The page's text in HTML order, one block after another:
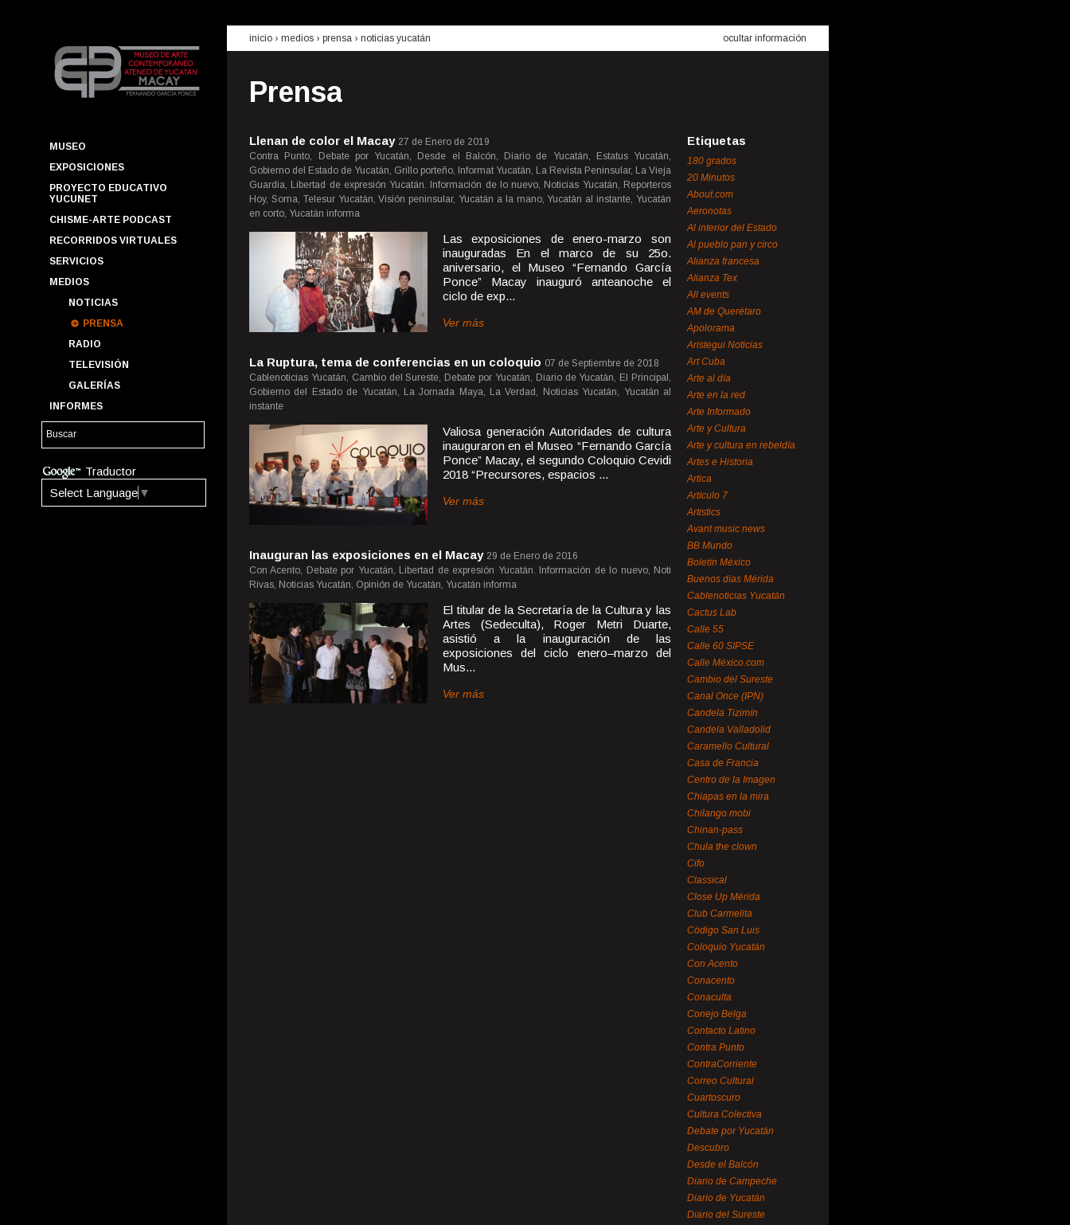
MUSEO
EXPOSICIONES
PROYECTO EDUCATIVO
YUCUNET
CHISME-ARTE PODCAST
RECORRIDOS VIRTUALES
SERVICIOS
MEDIOS
NOTICIAS
PRENSA
RADIO
TELEVISIÓN
GALERÍAS
INFORMES
Traductor
Select Language ▼
inicio › medios › prensa › noticias yucatán ocultar información
Prensa
Llenan de color el Macay 27 de Enero de 2019
Contra Punto, Debate por Yucatán, Desde el Balcón, Diario de Yucatán, Estatus Yucatán,
Gobierno del Estado de Yucatán, Grillo porteño, Informat Yucatán, La Revista Peninsular, La Vieja
Guardia, Libertad de expresión Yucatán. Información de lo nuevo, Noticias Yucatán, Reporteros
Hoy, Soma, Telesur Yucatán, Visión peninsular, Yucatán a la mano, Yucatán al instante, Yucatán
en corto, Yucatán informa
Las exposiciones de enero-marzo son
inauguradas En el marco de su 25o.
aniversario, el Museo “Fernando García
Ponce” Macay inauguró anteanoche el
ciclo de exp...
Ver más
La Ruptura, tema de conferencias en un coloquio 07 de Septiembre de 2018
Cablenoticias Yucatán, Cambio del Sureste, Debate por Yucatán, Diario de Yucatán, El Principal,
Gobierno del Estado de Yucatán, La Jornada Maya, La Verdad, Noticias Yucatán, Yucatán al
instante
Valiosa generación Autoridades de cultura
inauguraron en el Museo “Fernando García
Ponce” Macay, el segundo Coloquio Cevidi
2018 “Precursores, espacios ...
Ver más
Inauguran las exposiciones en el Macay 29 de Enero de 2016
Con Acento, Debate por Yucatán, Libertad de expresión Yucatán. Información de lo nuevo, Noti
Rivas, Noticias Yucatán, Opinión de Yucatán, Yucatán informa
El titular de la Secretaría de la Cultura y las
Artes (Sedeculta), Roger Metri Duarte,
asistió a la inauguración de las
exposiciones del ciclo enero–marzo del
Mus...
Ver más
Etiquetas
180 grados
20 Minutos
About.com
Aeronotas
Al interior del Estado
Al pueblo pan y circo
Alianza francesa
Alianza Tex
All events
AM de Querétaro
Apolorama
Aristegui Noticias
Art Cuba
Arte al día
Arte en la red
Arte Informado
Arte y Cultura
Arte y cultura en rebeldía
Artes e Historia
Artica
Artículo 7
Artistics
Avant music news
BB Mundo
Boletín México
Buenos días Mérida
Cablenoticias Yucatán
Cactus Lab
Calle 55
Calle 60 SIPSE
Calle México.com
Cambio del Sureste
Canal Once (IPN)
Candela Tizimín
Candela Valladolid
Caramello Cultural
Casa de Francia
Centro de la Imagen
Chiapas en la mira
Chilango.mobi
Chinan-pass
Chula the clown
Cifo
Classical
Close Up Mérida
Club Carmelita
Código San Luis
Coloquio Yucatán
Con Acento
Conacento
Conaculta
Conejo Belga
Contacto Latino
Contra Punto
ContraCorriente
Correo Cultural
Cuartoscuro
Cultura Colectiva
Debate por Yucatán
Descubro
Desde el Balcón
Diario de Campeche
Diario de Yucatán
Diario del Sureste